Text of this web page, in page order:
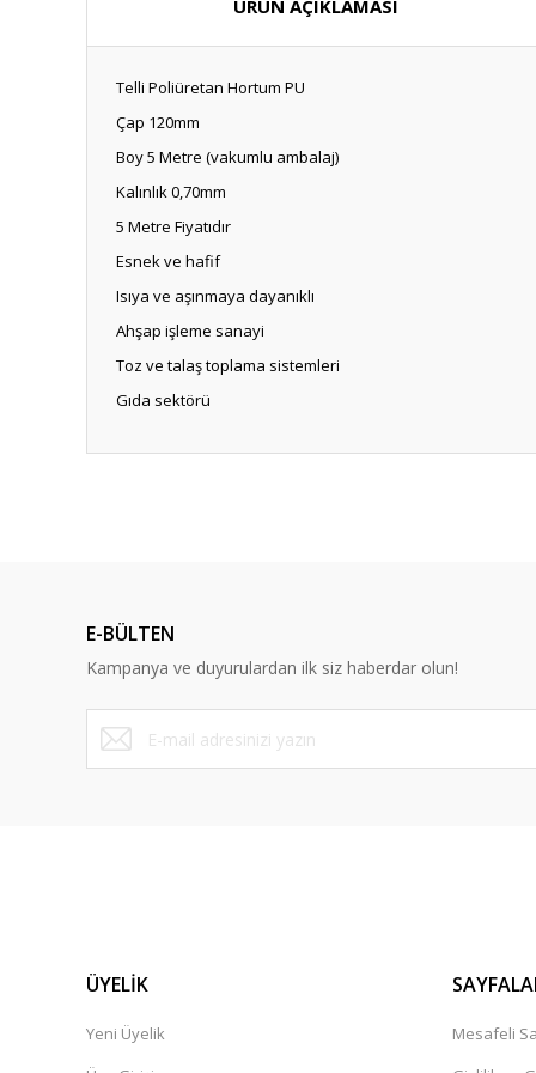
ÜRÜN AÇIKLAMASI
Telli Poliüretan Hortum PU
Çap 120mm
Boy 5 Metre (vakumlu ambalaj)
Kalınlık 0,70mm
5 Metre Fiyatıdır
Esnek ve hafif
Isıya ve aşınmaya dayanıklı
Ahşap işleme sanayi
Toz ve talaş toplama sistemleri
Gıda sektörü
E-BÜLTEN
Kampanya ve duyurulardan ilk siz haberdar olun!
ÜYELİK
Yeni Üyelik
Mesafeli